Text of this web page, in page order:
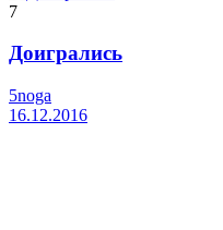
7
Доигрались
5noga
16.12.2016